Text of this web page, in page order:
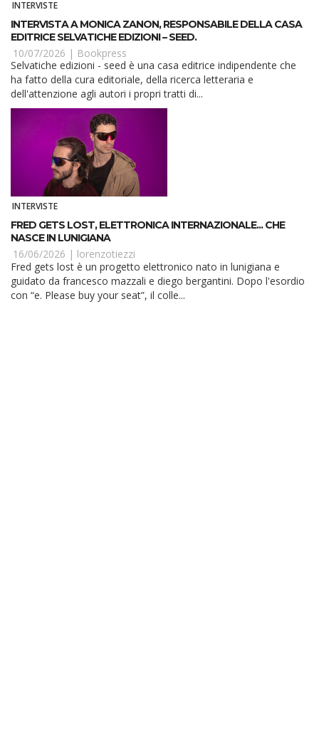
INTERVISTE
INTERVISTA A MONICA ZANON, RESPONSABILE DELLA CASA
EDITRICE SELVATICHE EDIZIONI – SEED.
10/07/2026 | Bookpress
Selvatiche edizioni - seed è una casa editrice indipendente che
ha fatto della cura editoriale, della ricerca letteraria e
dell'attenzione agli autori i propri tratti di...
INTERVISTE
FRED GETS LOST, ELETTRONICA INTERNAZIONALE... CHE
NASCE IN LUNIGIANA
16/06/2026 | lorenzotiezzi
Fred gets lost è un progetto elettronico nato in lunigiana e
guidato da francesco mazzali e diego bergantini. Dopo l'esordio
con “e. Please buy your seat”, il colle...